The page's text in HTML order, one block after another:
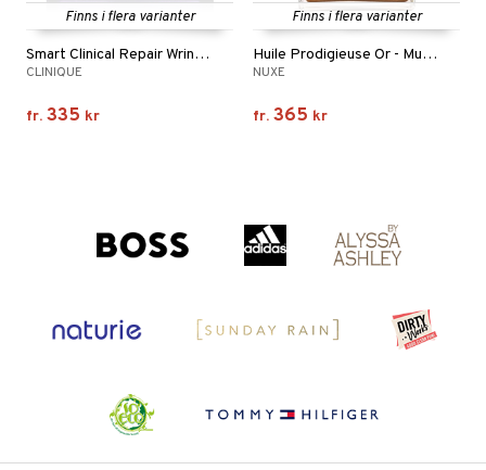
Finns i flera varianter
Smart Clinical Repair Wrinkle Cream
CLINIQUE
fr. 335 kr
Finns i flera varianter
Huile Prodigieuse Or - Multi Purpose Dry Oil
NUXE
fr. 365 kr